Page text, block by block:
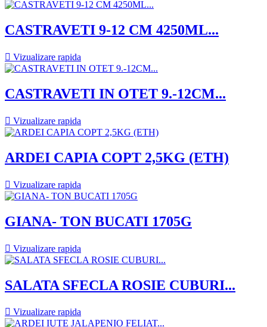
CASTRAVETI 9-12 CM 4250ML...
 Vizualizare rapida
CASTRAVETI IN OTET 9.-12CM...
 Vizualizare rapida
ARDEI CAPIA COPT 2,5KG (ETH)
 Vizualizare rapida
GIANA- TON BUCATI 1705G
 Vizualizare rapida
SALATA SFECLA ROSIE CUBURI...
 Vizualizare rapida